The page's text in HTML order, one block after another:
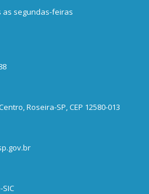
as segundas-feiras
Roseira-SP, CEP 12580-013